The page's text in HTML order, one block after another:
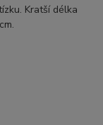
Kratší délka